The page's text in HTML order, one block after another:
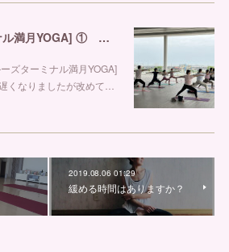
[6/22 クルーズターミナル満月YOGA] ① 金沢市ヨガスタジオ リブラ
ズターミナル満月YOGA]
くなりましたが改めて…
2019.08.06 01:29
緩める時間はありますか？